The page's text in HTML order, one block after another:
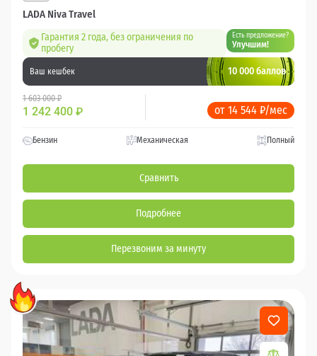
LADA Niva Travel
Гарантия 2 года, без ограничения по
пробегу
Есть предложение?
Улучшим!
Ваш кешбек 10 000 баллов
1 603 000 ₽
1 242 400 ₽ от 14 544 ₽/мес
Бензин Механическая Полный
Сравнить
Подробнее
Перезвоним за минуту